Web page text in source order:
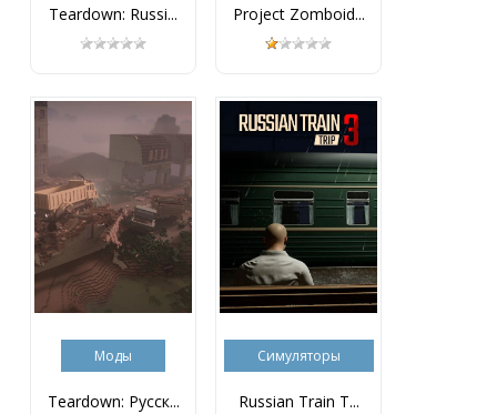
Teardown: Russi... Project Zomboid...
Моды
Teardown: Русск...
Симуляторы
Russian Train T...